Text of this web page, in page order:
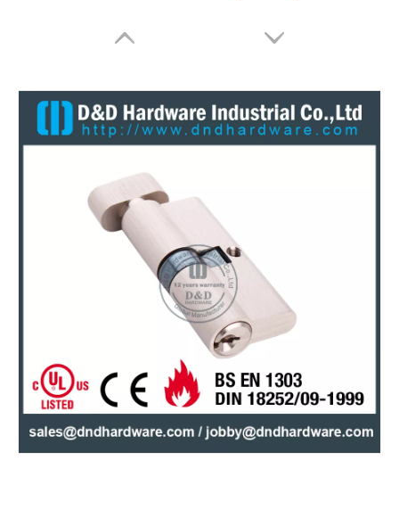
Pintu Aluminium Kuningan Kunci Silinder Tunggal-DDLC010